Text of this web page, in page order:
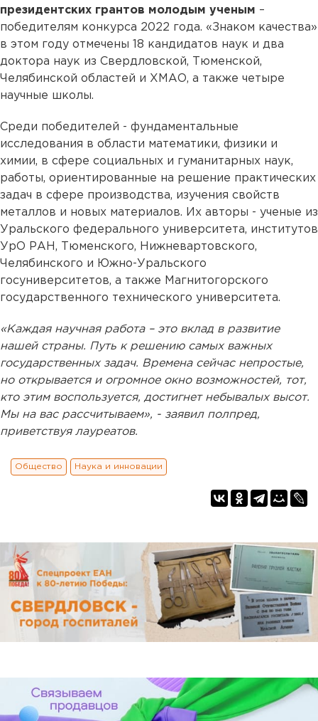
президентских грантов молодым ученым –
победителям конкурса 2022 года. «Знаком качества»
в этом году отмечены 18 кандидатов наук и два
доктора наук из Свердловской, Тюменской,
Челябинской областей и ХМАО, а также четыре
научные школы.
Среди победителей - фундаментальные
исследования в области математики, физики и
химии, в сфере социальных и гуманитарных наук,
работы, ориентированные на решение практических
задач в сфере производства, изучения свойств
металлов и новых материалов. Их авторы - ученые из
Уральского федерального университета, институтов
УрО РАН, Тюменского, Нижневартовского,
Челябинского и Южно-Уральского
госуниверситетов, а также Магнитогорского
государственного технического университета.
«Каждая научная работа – это вклад в развитие
нашей страны. Путь к решению самых важных
государственных задач. Времена сейчас непростые,
но открывается и огромное окно возможностей, тот,
кто этим воспользуется, достигнет небывалых высот.
Мы на вас рассчитываем», - заявил полпред,
приветствуя лауреатов.
Общество Наука и инновации